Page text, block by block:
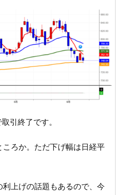
引終了です。
ろか。ただ下げ幅は日経平
上げの話題もあるので、今